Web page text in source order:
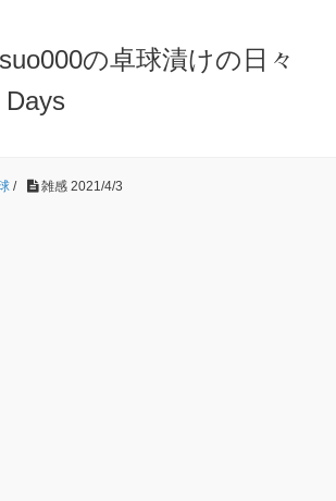
の卓球漬けの日々
Days
/ 雑感 2021/4/3